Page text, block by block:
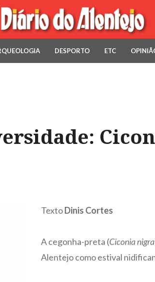
DESPORTO ETC
TextoDinis Cortes
A cegonha-preta (Ciconia nigra
Alentejo como estival